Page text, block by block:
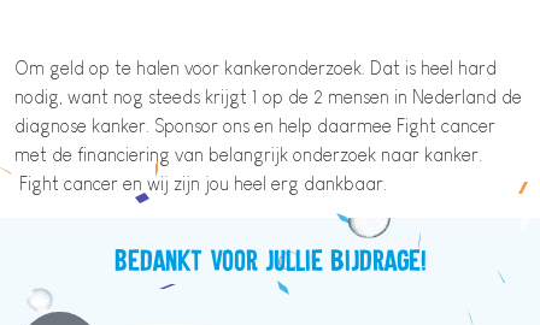
Om geld op te halen voor kankeronderzoek. Dat is heel hard
nodig, want nog steeds krijgt 1 op de 2 mensen in Nederland de
diagnose kanker. Sponsor ons en help daarmee Fight cancer
met de financiering van belangrijk onderzoek naar kanker.
Fight cancer en wij zijn jou heel erg dankbaar.
Bedankt voor jullie bijdrage!